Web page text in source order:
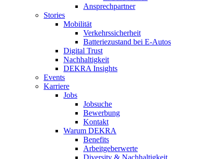
Ansprechpartner
Stories
Mobilität
Verkehrssicherheit
Batteriezustand bei E-Autos
Digital Trust
Nachhaltigkeit
DEKRA Insights
Events
Karriere
Jobs
Jobsuche
Bewerbung
Kontakt
Warum DEKRA
Benefits
Arbeitgeberwerte
Diversity & Nachhaltigkeit